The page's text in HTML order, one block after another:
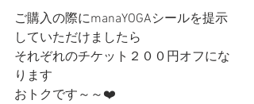
ご購入の際にmanaYOGAシールを提示
していただけましたら
それぞれのチケット２００円オフにな
ります
おトクです～～❤️